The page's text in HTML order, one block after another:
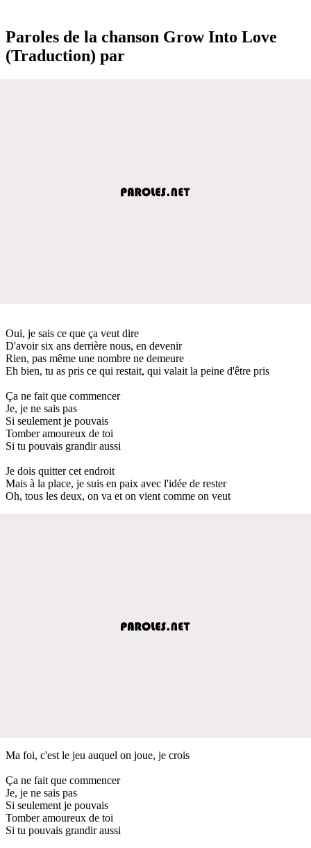
Paroles de la chanson Grow Into Love
(Traduction) par
Oui, je sais ce que ça veut dire
D'avoir six ans derrière nous, en devenir
Rien, pas même une nombre ne demeure
Eh bien, tu as pris ce qui restait, qui valait la peine d'être pris
Ça ne fait que commencer
Je, je ne sais pas
Si seulement je pouvais
Tomber amoureux de toi
Si tu pouvais grandir aussi
Je dois quitter cet endroit
Mais à la place, je suis en paix avec l'idée de rester
Oh, tous les deux, on va et on vient comme on veut
Ma foi, c'est le jeu auquel on joue, je crois
Ça ne fait que commencer
Je, je ne sais pas
Si seulement je pouvais
Tomber amoureux de toi
Si tu pouvais grandir aussi